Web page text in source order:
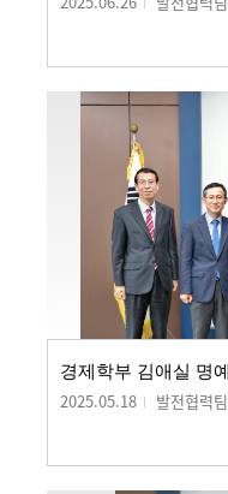
2025.05.18 발전협력팀